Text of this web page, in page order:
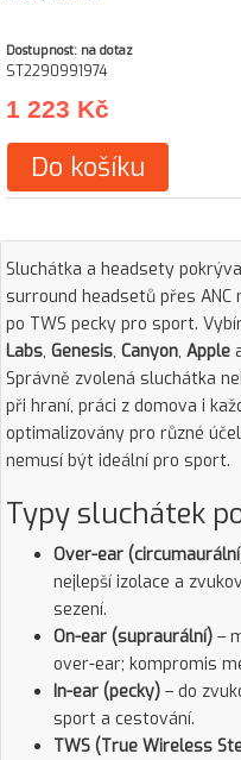
Dostupnost: na dotaz
ST2290991974
1 223 Kč
Do košíku
Sluchátka a headsety
surround headsetů přes
po TWS pecky pro sport.
Labs, Genesis, Canyon, Apple
Správně zvolená sluchátka
při hraní, práci z domova i
optimalizovány pro různé
nemusí být ideální pro sport.
Typy sluchátek
Over-ear
nejlepší izolace a
sezení.
On-ear (supraurální) –
over-ear; kompromis
In-ear (pecky) – do
sport a cestování.
TWS (True Wireless